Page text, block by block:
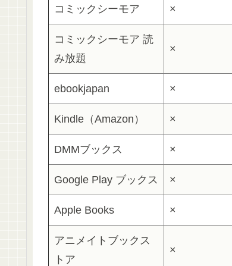
コミックシーモア ×
コミックシーモア 読
み放題
×
ebookjapan ×
Kindle（Amazon） ×
DMMブックス ×
Google Play ブックス ×
Apple Books ×
アニメイトブックス
トア
×